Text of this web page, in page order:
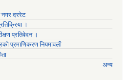
दररेट
।
प्रतिवेदन ।
प्रमाणिकरण नियमावली
अन्य